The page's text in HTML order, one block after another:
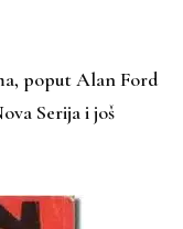
poput Alan Ford
Serija i još